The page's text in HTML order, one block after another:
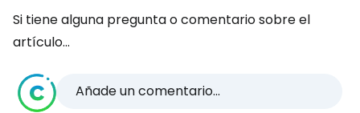
Si tiene alguna pregunta o comentario sobre el
artículo...
Añade un comentario...